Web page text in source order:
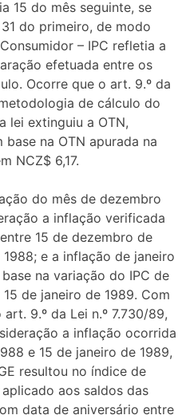
15 do mês seguinte, se
do primeiro, de modo
– IPC refletia a
efetuada entre os
Ocorre que o art. 9.º da
de cálculo do
lei extinguiu a OTN,
na OTN apurada na
NCZ$ 6,17.
do mês de dezembro
a inflação verificada
15 de dezembro de
e a inflação de janeiro
na variação do IPC de
de janeiro de 1989. Com
9.º da Lei n.º 7.730/89,
a inflação ocorrida
e 15 de janeiro de 1989,
resultou no índice de
aos saldos das
data de aniversário entre